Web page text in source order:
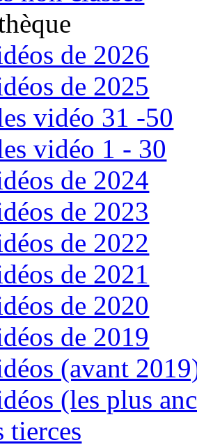
de 2026
de 2025
vidéo 31 -50
vidéo 1 - 30
de 2024
de 2023
de 2022
de 2021
de 2020
de 2019
(avant
(les plus
tierces